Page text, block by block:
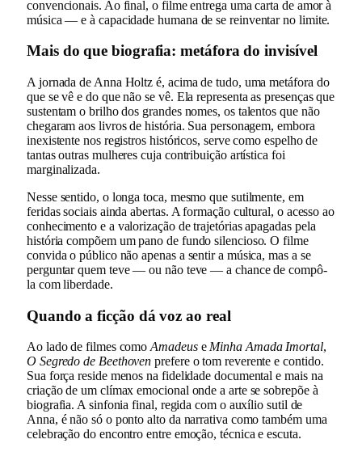
convencionais. Ao final, o filme entrega uma carta de amor à
música — e à capacidade humana de se reinventar no limite.
Mais do que biografia: metáfora do invisível
A jornada de Anna Holtz é, acima de tudo, uma metáfora do
que se vê e do que não se vê. Ela representa as presenças que
sustentam o brilho dos grandes nomes, os talentos que não
chegaram aos livros de história. Sua personagem, embora
inexistente nos registros históricos, serve como espelho de
tantas outras mulheres cuja contribuição artística foi
marginalizada.
Nesse sentido, o longa toca, mesmo que sutilmente, em
feridas sociais ainda abertas. A formação cultural, o acesso ao
conhecimento e a valorização de trajetórias apagadas pela
história compõem um pano de fundo silencioso. O filme
convida o público não apenas a sentir a música, mas a se
perguntar quem teve — ou não teve — a chance de compô-
la com liberdade.
Quando a ficção dá voz ao real
Ao lado de filmes comoAmadeuse Minha Amada Imortal,
O Segredo de Beethoven prefere o tom reverente e contido.
Sua força reside menos na fidelidade documental e mais na
criação de um clímax emocional onde a arte se sobrepõe à
biografia. A sinfonia final, regida com o auxílio sutil de
Anna, é não só o ponto alto da narrativa como também uma
celebração do encontro entre emoção, técnica e escuta.